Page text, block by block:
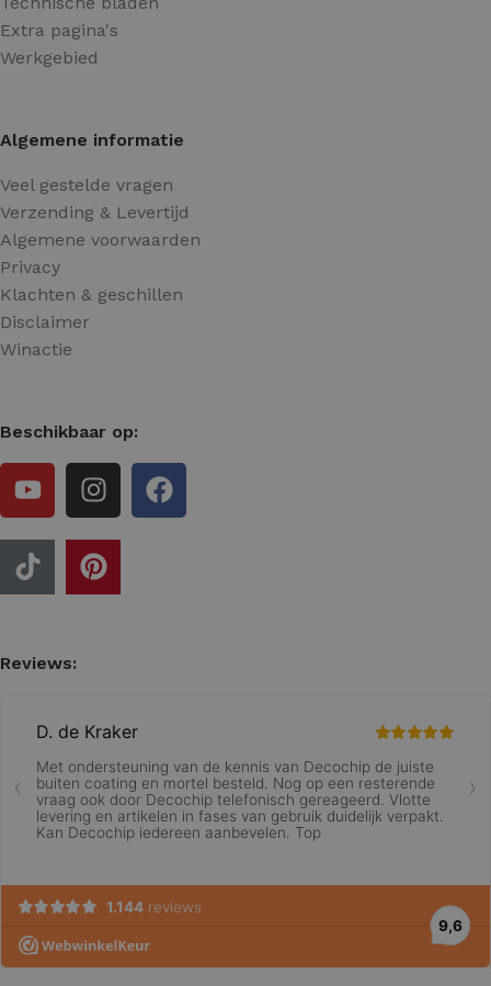
Extra pagina's
Werkgebied
Algemene informatie
Veel gestelde vragen
Verzending & Levertijd
Algemene voorwaarden
Privacy
Klachten & geschillen
Disclaimer
Winactie
Beschikbaar op:
Reviews: